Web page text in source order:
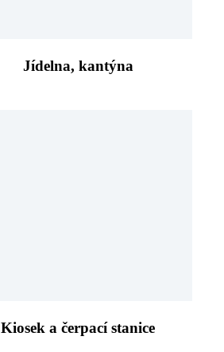
Jídelna, kantýna
Kiosek a čerpací stanice